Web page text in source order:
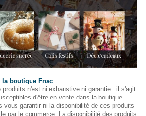
la boutique Fnac
n'est ni exhaustive ni garantie : il s'agit
d'être en vente dans la boutique
vous garantir ni la disponibilité de ces produits
par le commerce. La disponibilité des produits